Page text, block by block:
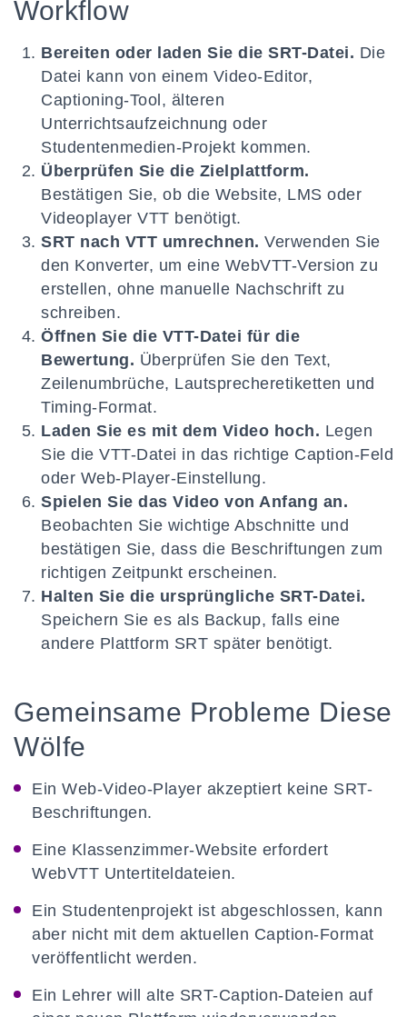
Workflow
Bereiten oder laden Sie die SRT-Datei. Die
Datei kann von einem Video-Editor,
Captioning-Tool, älteren
Unterrichtsaufzeichnung oder
Studentenmedien-Projekt kommen.
Überprüfen Sie die Zielplattform.
Bestätigen Sie, ob die Website, LMS oder
Videoplayer VTT benötigt.
SRT nach VTT umrechnen. Verwenden Sie
den Konverter, um eine WebVTT-Version zu
erstellen, ohne manuelle Nachschrift zu
schreiben.
Öffnen Sie die VTT-Datei für die
Bewertung. Überprüfen Sie den Text,
Zeilenumbrüche, Lautsprecheretiketten und
Timing-Format.
Laden Sie es mit dem Video hoch. Legen
Sie die VTT-Datei in das richtige Caption-Feld
oder Web-Player-Einstellung.
Spielen Sie das Video von Anfang an.
Beobachten Sie wichtige Abschnitte und
bestätigen Sie, dass die Beschriftungen zum
richtigen Zeitpunkt erscheinen.
Halten Sie die ursprüngliche SRT-Datei.
Speichern Sie es als Backup, falls eine
andere Plattform SRT später benötigt.
Gemeinsame Probleme Diese
Wölfe
Ein Web-Video-Player akzeptiert keine SRT-
Beschriftungen.
Eine Klassenzimmer-Website erfordert
WebVTT Untertiteldateien.
Ein Studentenprojekt ist abgeschlossen, kann
aber nicht mit dem aktuellen Caption-Format
veröffentlicht werden.
Ein Lehrer will alte SRT-Caption-Dateien auf